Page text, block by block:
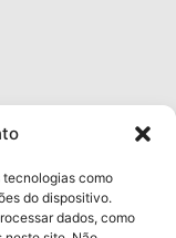
tecnologias como
do dispositivo.
dados, como